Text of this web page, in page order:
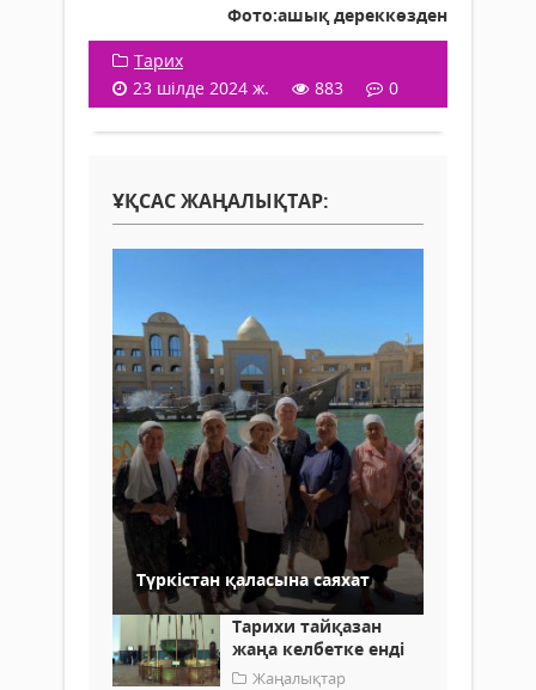
Фото:ашық дереккөзден
Тарих
23 шілде 2024 ж.
883 0
ҰҚСАС ЖАҢАЛЫҚТАР:
Түркістан қаласына саяхат
Тарихи тайқазан
жаңа келбетке енді
Жаңалықтар